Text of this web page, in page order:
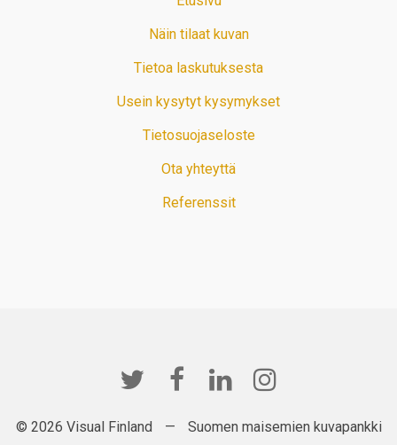
Näin tilaat kuvan
Tietoa laskutuksesta
Usein kysytyt kysymykset
Tietosuojaseloste
Ota yhteyttä
Referenssit
© 2026 Visual Finland — Suomen maisemien kuvapankki